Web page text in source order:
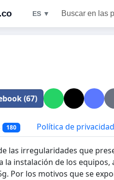
ES ▼ Buscar en las
(67)
180 Política de privacidad
las irregularidades que
la instalación de los
Por los motivos que se